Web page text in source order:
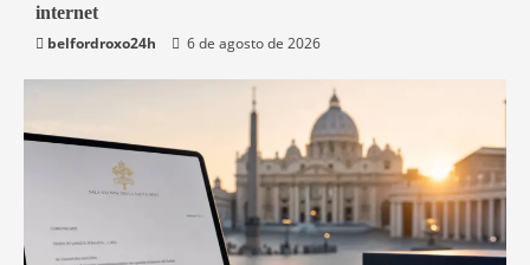
Mundo
internet
belfordroxo24h
6 de agosto de 2026